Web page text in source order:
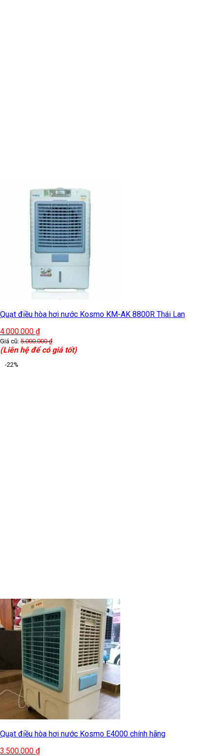
Quạt điều hòa hơi nước Kosmo KM-AK 8800R Thái Lan
4.000.000 ₫
Giá cũ: 5.000.000₫
(Liên hệ để có giá tốt)
-22%
Quạt điều hòa hơi nước Kosmo E4000 chính hãng
3.500.000 ₫